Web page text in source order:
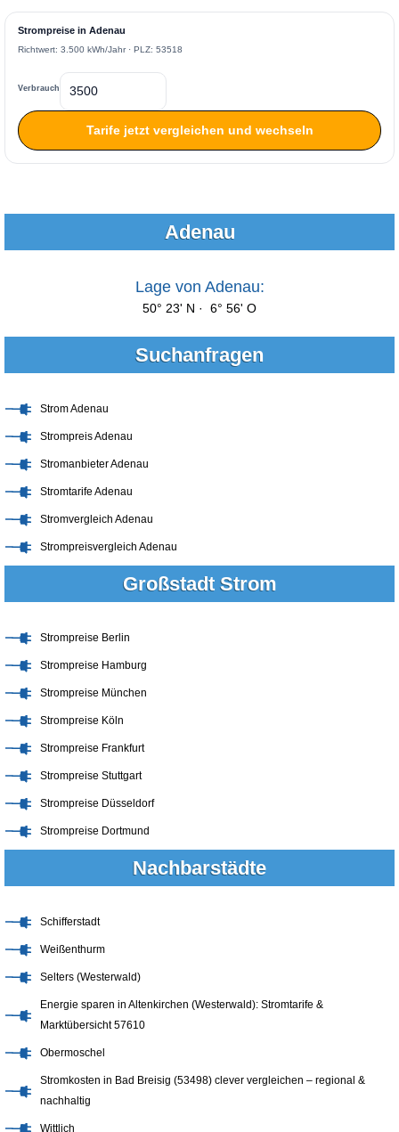
Strompreise in Adenau
Richtwert: 3.500 kWh/Jahr · PLZ: 53518
Verbrauch
Tarife jetzt vergleichen und wechseln
Adenau
Lage von Adenau:
50° 23' N · 6° 56' O
Suchanfragen
Strom Adenau
Strompreis Adenau
Stromanbieter Adenau
Stromtarife Adenau
Stromvergleich Adenau
Strompreisvergleich Adenau
Großstadt Strom
Strompreise Berlin
Strompreise Hamburg
Strompreise München
Strompreise Köln
Strompreise Frankfurt
Strompreise Stuttgart
Strompreise Düsseldorf
Strompreise Dortmund
Nachbarstädte
Schifferstadt
Weißenthurm
Selters (Westerwald)
Energie sparen in Altenkirchen (Westerwald): Stromtarife &
Marktübersicht 57610
Obermoschel
Stromkosten in Bad Breisig (53498) clever vergleichen – regional &
nachhaltig
Wittlich